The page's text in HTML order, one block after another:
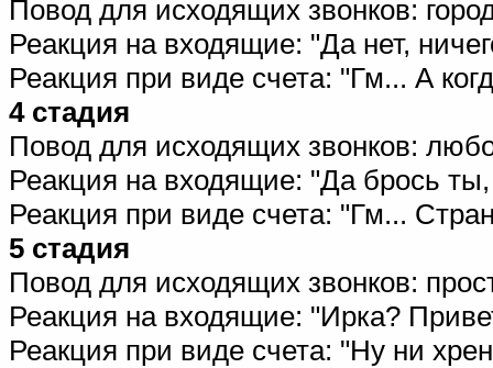
Повод для исходящих звонков:
Реакция на входящие: "Да нет,
Реакция при виде счета: "Гм... А
4 стадия
Повод для исходящих звонков:
Реакция на входящие: "Да брось ты,
Реакция при виде счета: "Гм...
5 стадия
Повод для исходящих звонков:
Реакция на входящие: "Ирка?
Реакция при виде счета: "Hу ни